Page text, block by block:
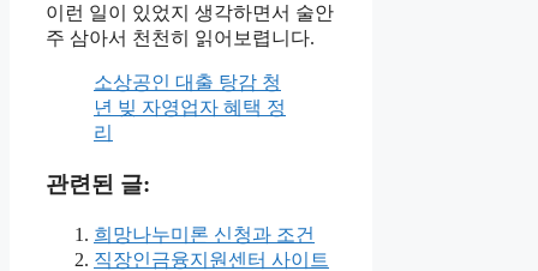
이런 일이 있었지 생각하면서 술안
주 삼아서 천천히 읽어보렵니다.
소상공인 대출 탕감 청
년 빚 자영업자 혜택 정
리
관련된 글:
희망나누미론 신청과 조건
직장인금융지원센터 사이트